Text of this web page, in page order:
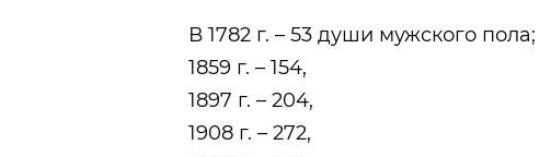
В 1782 г. – 53 души мужского пола;
1859 г. – 154,
1897 г. – 204,
1908 г. – 272,